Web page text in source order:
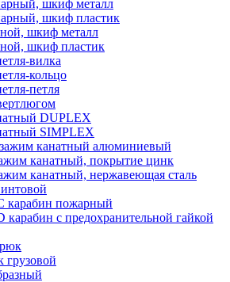
шкиф металл
шкиф пластик
шкиф металл
шкиф пластик
вилка
кольцо
петля
DUPLEX
SIMPLEX
канатный алюминиевый
канатный, покрытие цинк
канатный, нержавеющая сталь
карабин пожарный
карабин с предохранительной гайкой
грузовой